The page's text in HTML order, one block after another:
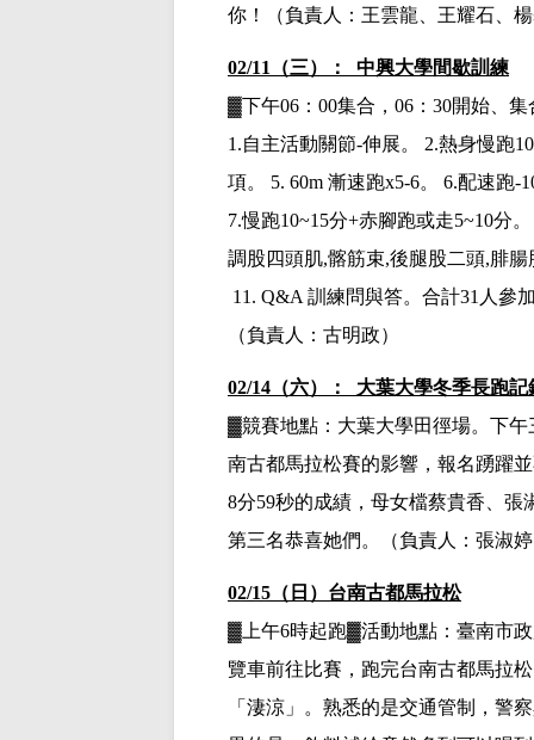
你！（負責人：王雲龍、王耀石、
02/11（三）： 中興大學間歇訓練
▓下午06：00集合，06：30開始、
1.自主活動關節-伸展。 2.熱身慢跑10
項。
5. 60m 漸速跑x5-6。 6.配速跑-
7.慢跑10~15分+赤腳跑或走5~10分。
調股四頭肌,髂筋束,後腿股二頭,腓腸
11. Q&A 訓練問與答。合計31 人參
（負責人：古明政）
02/14（六）： 大葉大學冬季長跑記
▓競賽地點：大葉大學田徑場。下午
南古都馬拉松賽的影響，報名踴躍
8分59秒的成績，母女檔蔡貴香、
第三名恭喜她們。
（負責人：張淑
02/15（日）台南古都馬拉松
▓ 上午6時起跑▓活動地點： 臺南市
覽車前往比賽，跑完台南古都馬拉
「淒涼」。熟悉的是交通管制，警